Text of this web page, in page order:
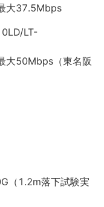
大37.5Mbps
LT-
大50Mbps（東名阪
（1.2m落下試験実